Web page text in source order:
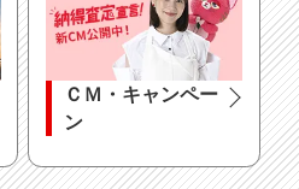
ＣＭ・キャンペー
ン